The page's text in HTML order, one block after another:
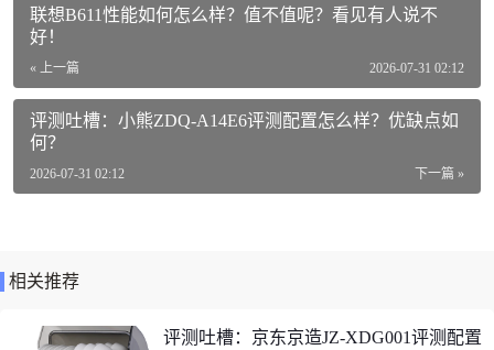
商品编号：2837740
商品毛重：1.125kg
商品产地：中国大陆
适用对象：通用
联想B611性能如何怎么样？值不值呢？看见有人说不
好！
« 上一篇 2026-07-31 02:12
评测吐槽：小熊ZDQ-A14E6评测配置怎么样？优缺点如
何？
下一篇 »
2026-07-31 02:12
相关推荐
评测吐槽：京东京造JZ-XDG001评测配置